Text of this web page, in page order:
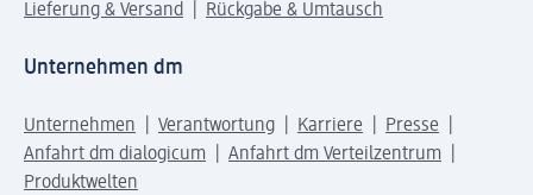
Lieferung & Versand
Rückgabe & Umtausch
Unternehmen dm
Unternehmen Verantwortung Karriere
Presse
Anfahrt dm dialogicum
Anfahrt dm Verteilzentrum
Produktwelten